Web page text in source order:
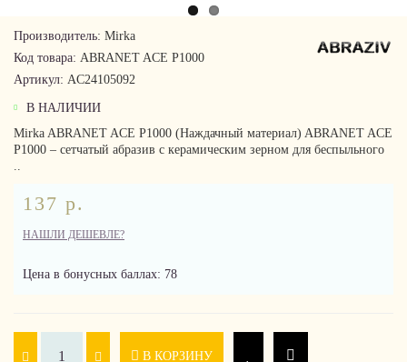
Производитель: Mirka
Код товара: ABRANET ACE P1000
Артикул: AC24105092
В НАЛИЧИИ
Mirka ABRANET ACE P1000 (Наждачный материал) ABRANET ACE
P1000 – сетчатый абразив с керамическим зерном для беспыльного
..
137 р.
НАШЛИ ДЕШЕВЛЕ?
Цена в бонусных баллах: 78
В КОРЗИНУ